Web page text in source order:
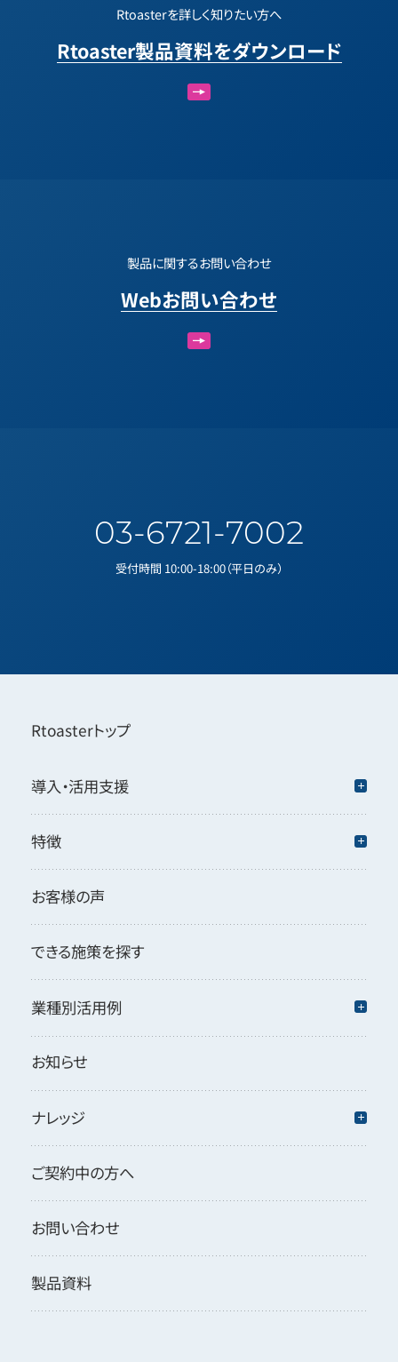
Rtoasterを詳しく知りたい方へ
Rtoaster製品資料をダウンロード
製品に関するお問い合わせ
Webお問い合わせ
03-6721-7002
受付時間 10:00-18:00（平日のみ）
Rtoasterトップ
導入・活用支援
特徴
お客様の声
できる施策を探す
業種別活用例
お知らせ
ナレッジ
ご契約中の方へ
お問い合わせ
製品資料